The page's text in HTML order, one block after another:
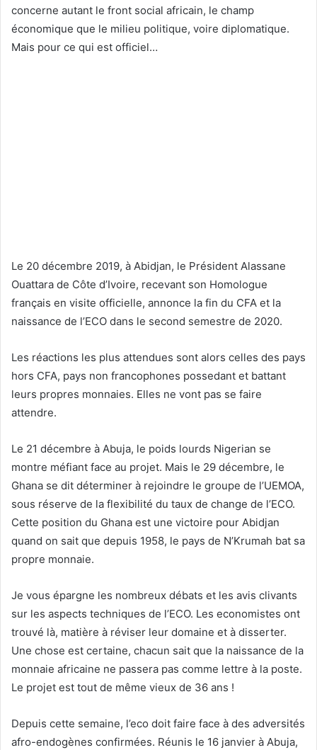
concerne autant le front social africain, le champ
économique que le milieu politique, voire diplomatique.
Mais pour ce qui est officiel…
Le 20 décembre 2019, à Abidjan, le Président Alassane
Ouattara de Côte d’Ivoire, recevant son Homologue
français en visite officielle, annonce la fin du CFA et la
naissance de l’ECO dans le second semestre de 2020.
Les réactions les plus attendues sont alors celles des pays
hors CFA, pays non francophones possedant et battant
leurs propres monnaies. Elles ne vont pas se faire
attendre.
Le 21 décembre à Abuja, le poids lourds Nigerian se
montre méfiant face au projet. Mais le 29 décembre, le
Ghana se dit déterminer à rejoindre le groupe de l’UEMOA,
sous réserve de la flexibilité du taux de change de l’ECO.
Cette position du Ghana est une victoire pour Abidjan
quand on sait que depuis 1958, le pays de N’Krumah bat sa
propre monnaie.
Je vous épargne les nombreux débats et les avis clivants
sur les aspects techniques de l’ECO. Les economistes ont
trouvé là, matière à réviser leur domaine et à disserter.
Une chose est certaine, chacun sait que la naissance de la
monnaie africaine ne passera pas comme lettre à la poste.
Le projet est tout de même vieux de 36 ans !
Depuis cette semaine, l’eco doit faire face à des adversités
afro-endogènes confirmées. Réunis le 16 janvier à Abuja,